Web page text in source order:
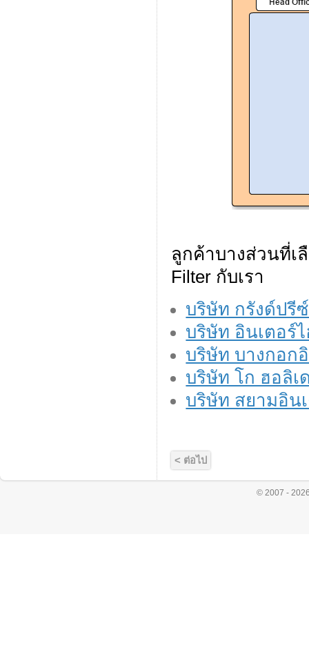
ลูกค้าบางส่วนที่เ
Filter กับเรา
บริษัท กรังด์ปรี
บริษัท อินเตอร์
บริษัท บางกอก
บริษัท โก ฮอลิเ
บริษัท สยามอิน
< ต่อไป
© 2007 -